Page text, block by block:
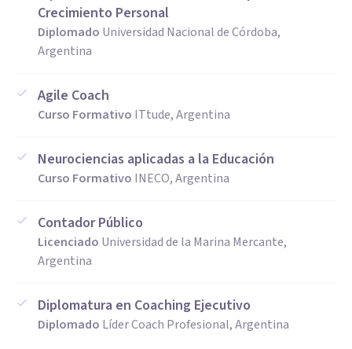
Crecimiento Personal
Diplomado Universidad Nacional de Córdoba,
Argentina
Agile Coach
Curso Formativo ITtude, Argentina
Neurociencias aplicadas a la Educación
Curso Formativo INECO, Argentina
Contador Público
Licenciado Universidad de la Marina Mercante,
Argentina
Diplomatura en Coaching Ejecutivo
Diplomado Líder Coach Profesional, Argentina